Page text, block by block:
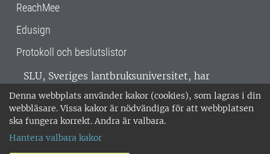
Denna webbplats använder kakor (cookies), som lagras i din
webbläsare. Vissa kakor är nödvändiga för att webbplatsen
ska fungera korrekt. Andra är valbara.
Hantera valbara kakor
ReachMee
Edusign
Protokoll och beslutslistor
SLU, Sveriges lantbruksuniversitet, har
verksamhet över hela Sverige. Huvudorter är
Alnarp, Uppsala och Umeå.SLU är
miljöcertifierat enligt ISO 14001. •
018-67 10 00 • Org nr: 202100-2817 •